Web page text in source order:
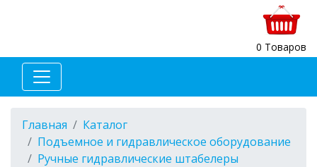
0 Товаров
Главная
Каталог
Подъемное и гидравлическое оборудование
Ручные гидравлические штабелеры